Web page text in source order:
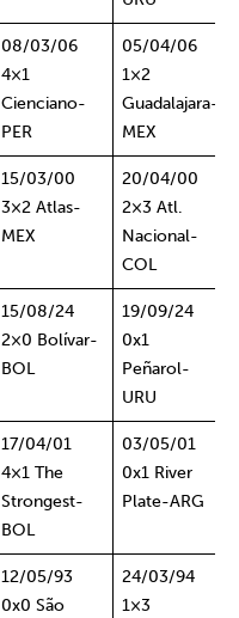
08/03/06
4×1
Cienciano-
PER
05/04/06
1×2
Guadalajara-
MEX
15/03/00
3×2 Atlas-
MEX
20/04/00
2×3 Atl.
Nacional-
COL
15/08/24
2×0 Bolívar-
BOL
19/09/24
0x1
Peñarol-
URU
17/04/01
4×1 The
Strongest-
BOL
03/05/01
0x1 River
Plate-ARG
12/05/93
0x0 São
24/03/94
1×3